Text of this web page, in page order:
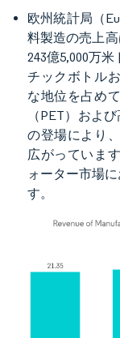
欧州統計局（
料製造の売上高
243億5,000万
チックボトル
な地位を占め
（PET）およ
の登場により
広がっていま
ォーター市場
す。